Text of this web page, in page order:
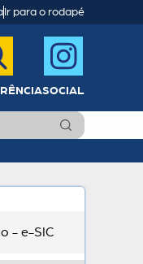
Ir para o rodapé
SOCIAL
- e-SIC